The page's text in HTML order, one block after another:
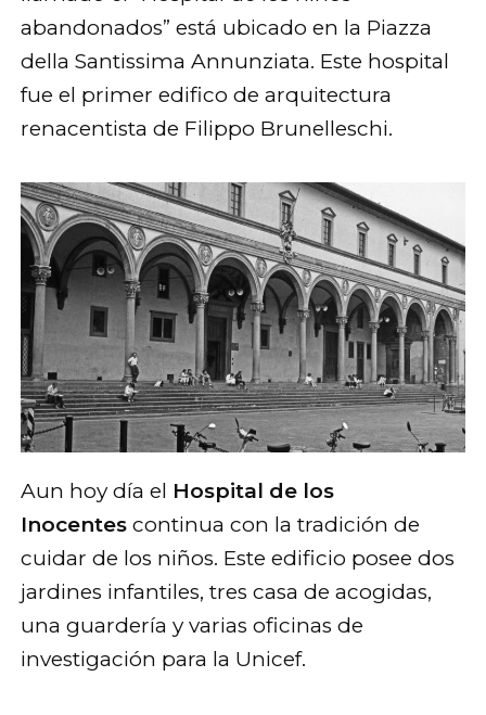
abandonados” está ubicado en la Piazza
della Santissima Annunziata. Este hospital
fue el primer edifico de arquitectura
renacentista de Filippo Brunelleschi.
Aun hoy día el Hospital de los
Inocentes continua con la tradición de
cuidar de los niños. Este edificio posee dos
jardines infantiles, tres casa de acogidas,
una guardería y varias oficinas de
investigación para la Unicef.